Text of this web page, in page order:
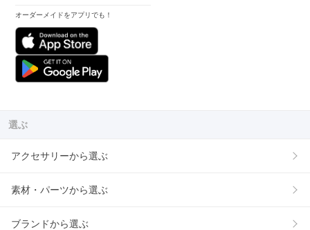
オーダーメイドをアプリでも！
選ぶ
アクセサリーから選ぶ
素材・パーツから選ぶ
ブランドから選ぶ